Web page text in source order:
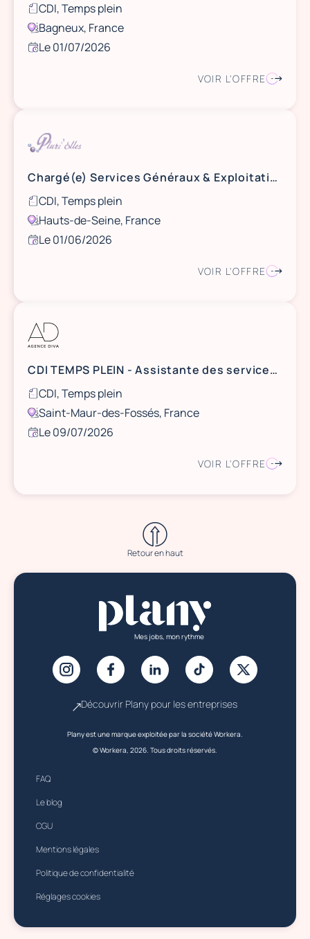
CDI, Temps plein
Bagneux, France
Le 01/07/2026
VOIR L'OFFRE
Chargé(e) Services Généraux & Exploitation Bâtiment (H/F) - 92
CDI, Temps plein
Hauts-de-Seine, France
Le 01/06/2026
VOIR L'OFFRE
CDI TEMPS PLEIN - Assistante des services généraux dans le 94 (RER A)
CDI, Temps plein
Saint-Maur-des-Fossés, France
Le 09/07/2026
VOIR L'OFFRE
Retour en haut
Mes jobs, mon rythme
Découvrir Plany pour les entreprises
Plany est une marque exploitée par la société Workera.
© Workera, 2026. Tous droits réservés.
FAQ
Le blog
CGU
Mentions légales
Politique de confidentialité
Réglages cookies